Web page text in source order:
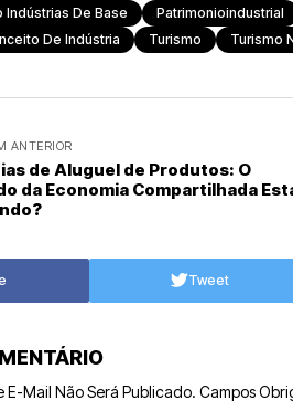
Indústrias De Base
Patrimonioindustrial
De Indústria
Turismo Turismo
ANTERIOR
de Aluguel de Produtos: O
da Economia Compartilhada
Tweet
E-Mail Não Será Publicado. Campos